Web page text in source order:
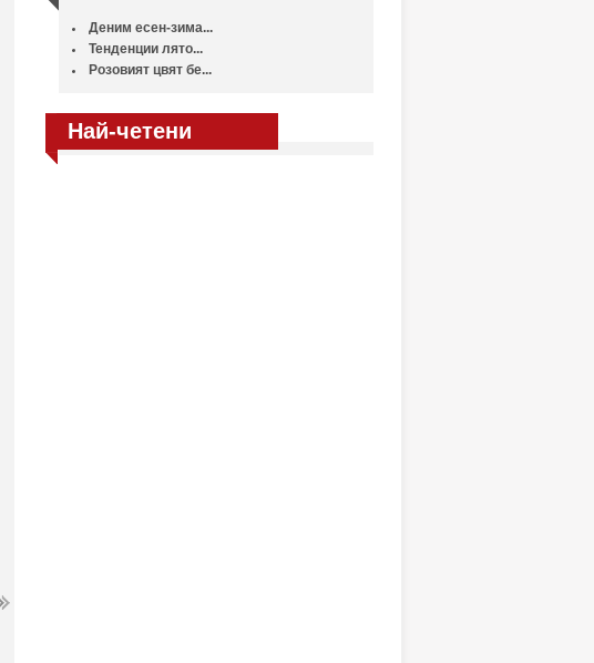
Деним есен-зима...
Тенденции лято...
Розовият цвят бе...
Най-четени